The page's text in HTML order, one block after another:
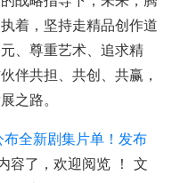
着，坚持走精品创作道
、尊重艺术、追求精
伴共担、共创、共赢，
之路。
布全新剧集片单！发布
容了，欢迎阅览 ！ 文